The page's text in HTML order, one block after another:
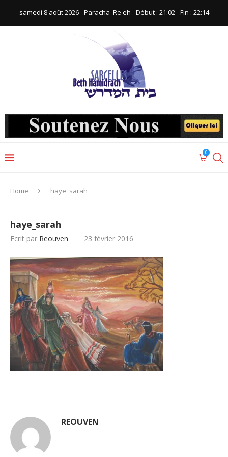
samedi 8 août 2026 - Paracha ‪ Re'eh‬ - Début : 21:02‬ - Fin : ‪22:14‬
0
Home haye_sarah
haye_sarah
Ecrit par Reouven 23 février 2016
REOUVEN